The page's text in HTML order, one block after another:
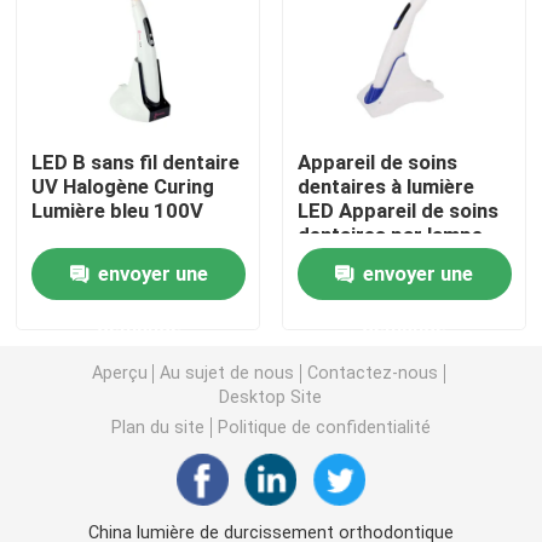
Micromotrice dentaire
Lumière LED dentaire
Injecteur d' anesthésie dentaire
Machine d'implant dentaire
Machine de traitement de la lumière dentaire
LED B sans fil dentaire
UV Halogène Curing
Lumière bleu 100V
envoyer une
Appareil de soins
dentaires à lumière
LED Appareil de soins
dentaires par lampe
photosensible orale
envoyer une
Aperçu Au sujet de nous
Contactez-nous
Desktop Site
Plan du site
Politique de confidentialité
China lumière de durcissement orthodontique